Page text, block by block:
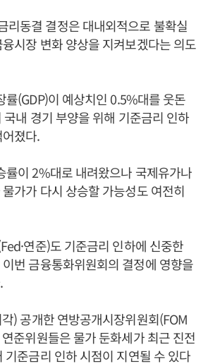
리동결 결정은 대내외적으로 불확실
시장 변화 양상을 지켜보겠다는 의도
률(GDP)이 예상치인 0.5%대를 웃돈
내 경기 부양을 위해 기준금리 인하
졌다.
률이 2%대로 내려왔으나 국제유가나
가가 다시 상승할 가능성도 여전히
연준)도 기준금리 인하에 신중한
번 금융통화위원회의 결정에 영향을
) 공개한 연방공개시장위원회(FOM
준위원들은 물가 둔화세가 최근 진전
기준금리 인하 시점이 지연될 수 있다